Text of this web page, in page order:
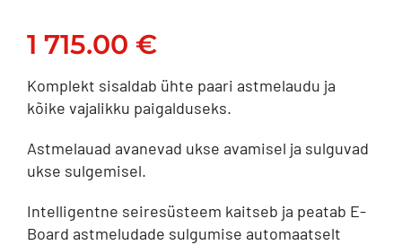
Rover Vogue [14+], MB
X-Class [17+],
Mitsubishi L200 [15-
18], Nissan Navara
25], Toyota Hilux
[21+], VW Amarok [10-
15], VW Amarok [16-
23]
1 715.00 €
Komplekt sisaldab ühte paari astmelaudu ja
kõike vajalikku paigalduseks.
Astmelauad avanevad ukse avamisel ja sulguvad
ukse sulgemisel.
Intelligentne seiresüsteem kaitseb ja peatab E-
Board astmeludade sulgumise automaatselt